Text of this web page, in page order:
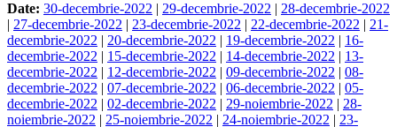
Date: 30-decembrie-2022 | 29-decembrie-2022 | 28-decembrie-2022
| 27-decembrie-2022 | 23-decembrie-2022 | 22-decembrie-2022 | 21-
decembrie-2022 | 20-decembrie-2022 | 19-decembrie-2022 | 16-
decembrie-2022 | 15-decembrie-2022 | 14-decembrie-2022 | 13-
decembrie-2022 | 12-decembrie-2022 | 09-decembrie-2022 | 08-
decembrie-2022 | 07-decembrie-2022 | 06-decembrie-2022 | 05-
decembrie-2022 | 02-decembrie-2022 | 29-noiembrie-2022 | 28-
noiembrie-2022 | 25-noiembrie-2022 | 24-noiembrie-2022 | 23-